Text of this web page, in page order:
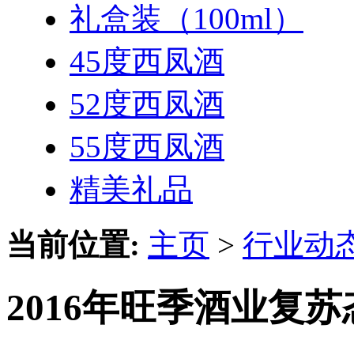
礼盒装（100ml）
45度西凤酒
52度西凤酒
55度西凤酒
精美礼品
当前位置: 主页 > 行业动
2016年旺季酒业复